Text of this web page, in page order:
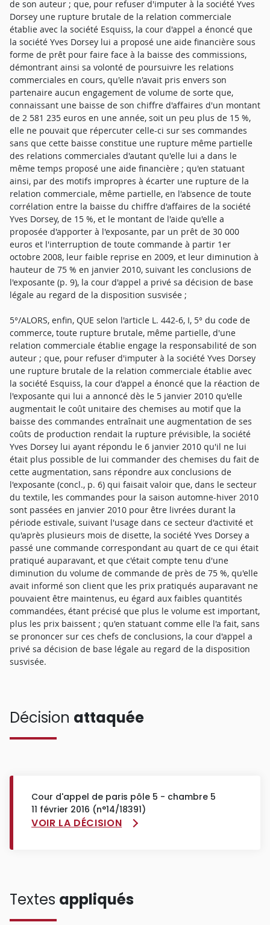
de son auteur ; que, pour refuser d'imputer à la société Yves
Dorsey une rupture brutale de la relation commerciale
établie avec la société Esquiss, la cour d'appel a énoncé que
la société Yves Dorsey lui a proposé une aide financière sous
forme de prêt pour faire face à la baisse des commissions,
démontrant ainsi sa volonté de poursuivre les relations
commerciales en cours, qu'elle n'avait pris envers son
partenaire aucun engagement de volume de sorte que,
connaissant une baisse de son chiffre d'affaires d'un montant
de 2 581 235 euros en une année, soit un peu plus de 15 %,
elle ne pouvait que répercuter celle-ci sur ses commandes
sans que cette baisse constitue une rupture même partielle
des relations commerciales d'autant qu'elle lui a dans le
même temps proposé une aide financière ; qu'en statuant
ainsi, par des motifs impropres à écarter une rupture de la
relation commerciale, même partielle, en l'absence de toute
corrélation entre la baisse du chiffre d'affaires de la société
Yves Dorsey, de 15 %, et le montant de l'aide qu'elle a
proposée d'apporter à l'exposante, par un prêt de 30 000
euros et l'interruption de toute commande à partir 1er
octobre 2008, leur faible reprise en 2009, et leur diminution à
hauteur de 75 % en janvier 2010, suivant les conclusions de
l'exposante (p. 9), la cour d'appel a privé sa décision de base
légale au regard de la disposition susvisée ;
5°/ALORS, enfin, QUE selon l'article L. 442-6, I, 5° du code de
commerce, toute rupture brutale, même partielle, d'une
relation commerciale établie engage la responsabilité de son
auteur ; que, pour refuser d'imputer à la société Yves Dorsey
une rupture brutale de la relation commerciale établie avec
la société Esquiss, la cour d'appel a énoncé que la réaction de
l'exposante qui lui a annoncé dès le 5 janvier 2010 qu'elle
augmentait le coût unitaire des chemises au motif que la
baisse des commandes entraînait une augmentation de ses
coûts de production rendait la rupture prévisible, la société
Yves Dorsey lui ayant répondu le 6 janvier 2010 qu'il ne lui
était plus possible de lui commander des chemises du fait de
cette augmentation, sans répondre aux conclusions de
l'exposante (concl., p. 6) qui faisait valoir que, dans le secteur
du textile, les commandes pour la saison automne-hiver 2010
sont passées en janvier 2010 pour être livrées durant la
période estivale, suivant l'usage dans ce secteur d'activité et
qu'après plusieurs mois de disette, la société Yves Dorsey a
passé une commande correspondant au quart de ce qui était
pratiqué auparavant, et que c'était compte tenu d'une
diminution du volume de commande de près de 75 %, qu'elle
avait informé son client que les prix pratiqués auparavant ne
pouvaient être maintenus, eu égard aux faibles quantités
commandées, étant précisé que plus le volume est important,
plus les prix baissent ; qu'en statuant comme elle l'a fait, sans
se prononcer sur ces chefs de conclusions, la cour d'appel a
privé sa décision de base légale au regard de la disposition
susvisée.
Décision attaquée
Cour d'appel de paris pôle 5 - chambre 5
11 février 2016 (n°14/18391)
VOIR LA DÉCISION
Textes appliqués